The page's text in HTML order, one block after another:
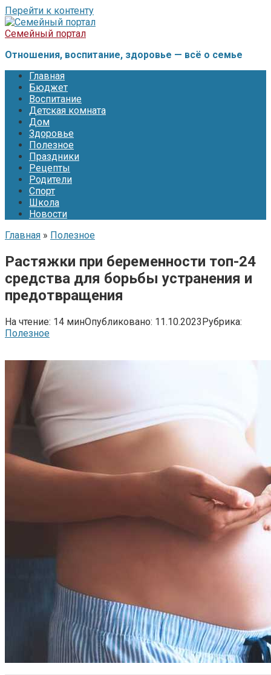
Перейти к контенту
Семейный портал
Отношения, воспитание, здоровье — всё о семье
Главная
Бюджет
Воспитание
Детская комната
Дом
Здоровье
Полезное
Праздники
Рецепты
Родители
Спорт
Школа
Новости
Главная » Полезное
Растяжки при беременности топ-24
средства для борьбы устранения и
предотвращения
На чтение: 14 минОпубликовано: 11.10.2023Рубрика:
Полезное